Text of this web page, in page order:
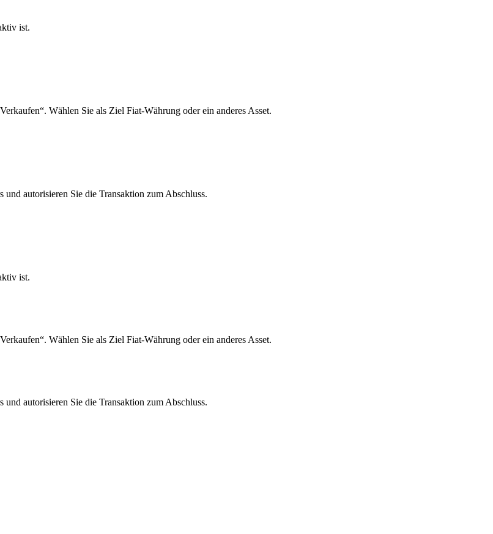
ist.
Wählen Sie als Ziel Fiat-Währung oder ein anderes Asset.
autorisieren Sie die Transaktion zum Abschluss.
ist.
Wählen Sie als Ziel Fiat-Währung oder ein anderes Asset.
autorisieren Sie die Transaktion zum Abschluss.